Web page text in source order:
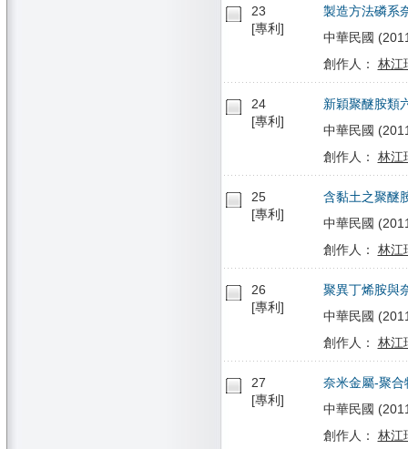
23
[專利]
製造方法磷系
中華民國
創作人： 林江
24
[專利]
新穎聚醚胺類
中華民國
創作人： 林江
25
[專利]
含黏土之聚醚
中華民國
創作人： 林江
26
[專利]
聚異丁烯胺與
中華民國
創作人： 林江
27
[專利]
奈米金屬-聚
中華民國
創作人： 林江